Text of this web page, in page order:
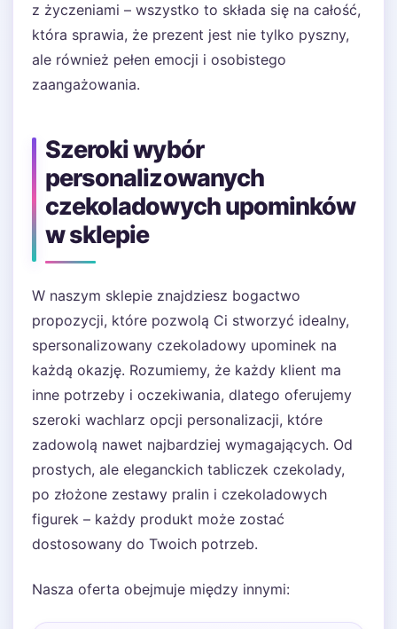
z życzeniami – wszystko to składa się na całość,
która sprawia, że prezent jest nie tylko pyszny,
ale również pełen emocji i osobistego
zaangażowania.
Szeroki wybór
personalizowanych
czekoladowych upominków
w sklepie
W naszym sklepie znajdziesz bogactwo
propozycji, które pozwolą Ci stworzyć idealny,
spersonalizowany czekoladowy upominek na
każdą okazję. Rozumiemy, że każdy klient ma
inne potrzeby i oczekiwania, dlatego oferujemy
szeroki wachlarz opcji personalizacji, które
zadowolą nawet najbardziej wymagających. Od
prostych, ale eleganckich tabliczek czekolady,
po złożone zestawy pralin i czekoladowych
figurek – każdy produkt może zostać
dostosowany do Twoich potrzeb.
Nasza oferta obejmuje między innymi: